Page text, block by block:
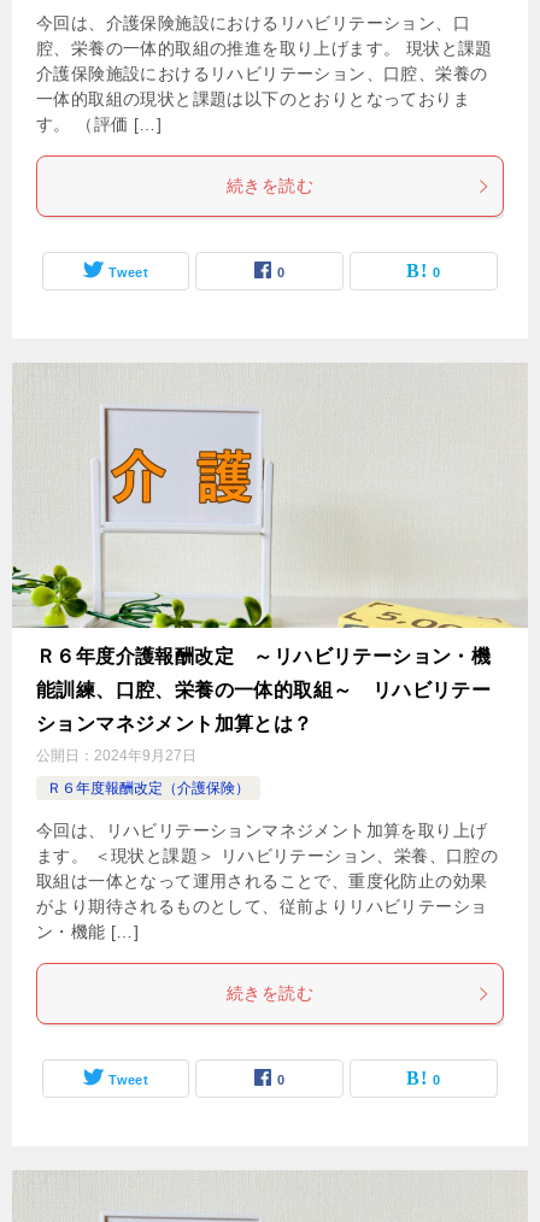
今回は、介護保険施設におけるリハビリテーション、口
腔、栄養の一体的取組の推進を取り上げます。 現状と課題
介護保険施設におけるリハビリテーション、口腔、栄養の
一体的取組の現状と課題は以下のとおりとなっておりま
す。 （評価 […]
続きを読む
Tweet 0 0
Ｒ６年度介護報酬改定 ～リハビリテーション・機
能訓練、口腔、栄養の一体的取組～ リハビリテー
ションマネジメント加算とは？
公開日： 2024年9月27日
Ｒ６年度報酬改定（介護保険）
今回は、リハビリテーションマネジメント加算を取り上げ
ます。 ＜現状と課題＞ リハビリテーション、栄養、口腔の
取組は一体となって運用されることで、重度化防止の効果
がより期待されるものとして、従前よりリハビリテーショ
ン・機能 […]
続きを読む
Tweet 0 0